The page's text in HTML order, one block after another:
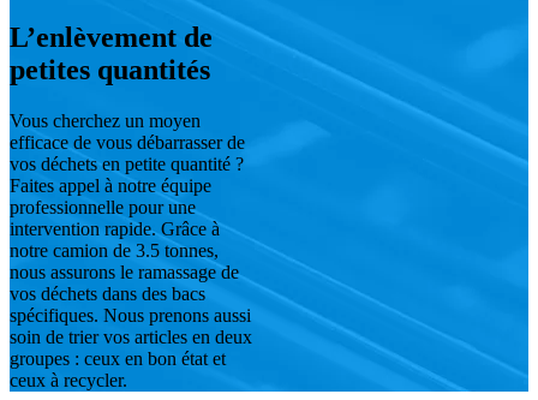
L’enlèvement de
petites quantités
Vous cherchez un moyen
efficace de vous débarrasser de
vos déchets en petite quantité ?
Faites appel à notre équipe
professionnelle pour une
intervention rapide. Grâce à
notre camion de 3.5 tonnes,
nous assurons le ramassage de
vos déchets dans des bacs
spécifiques. Nous prenons aussi
soin de trier vos articles en deux
groupes : ceux en bon état et
ceux à recycler.